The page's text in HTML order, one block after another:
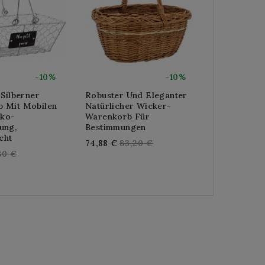
-10%
Mit Mobilen
€
-10%
Robuster Und Eleganter
Natürlicher Wicker-
Warenkorb Für
Bestimmungen
74,88 € Regular
83,20 €